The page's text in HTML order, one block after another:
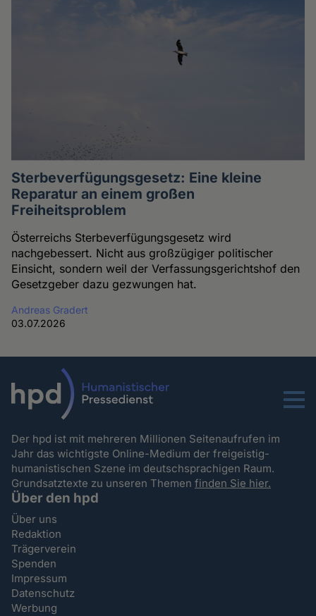
Sterbeverfügungsgesetz: Eine kleine
Reparatur an einem großen
Freiheitsproblem
Österreichs Sterbeverfügungsgesetz wird
nachgebessert. Nicht aus großzügiger politischer
Einsicht, sondern weil der Verfassungsgerichtshof den
Gesetzgeber dazu gezwungen hat.
Andreas Gradert
03.07.2026
Menu
Der hpd ist mit mehreren Millionen Seitenaufrufen im
Jahr das wichtigste Online-Medium der freigeistig-
humanistischen Szene im deutschsprachigen Raum.
Grundsatztexte zu unseren Themenfinden Sie hier.
Über den hpd
Über uns
Redaktion
Trägerverein
Spenden
Impressum
Datenschutz
Werbung